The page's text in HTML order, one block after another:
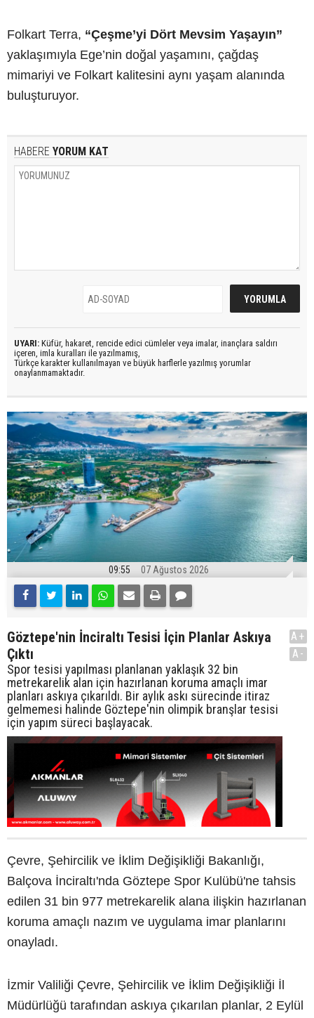
Folkart Terra, “Çeşme’yi Dört Mevsim Yaşayın”
yaklaşımıyla Ege’nin doğal yaşamını, çağdaş
mimariyi ve Folkart kalitesini aynı yaşam alanında
buluşturuyor.
HABERE YORUM KAT
UYARI: Küfür, hakaret, rencide edici cümleler veya imalar, inançlara saldırı
içeren, imla kuralları ile yazılmamış,
Türkçe karakter kullanılmayan ve büyük harflerle yazılmış yorumlar
onaylanmamaktadır.
09:55 07 Ağustos 2026
Göztepe'nin İnciraltı Tesisi İçin Planlar Askıya
Çıktı
Spor tesisi yapılması planlanan yaklaşık 32 bin
metrekarelik alan için hazırlanan koruma amaçlı imar
planları askıya çıkarıldı. Bir aylık askı sürecinde itiraz
gelmemesi halinde Göztepe'nin olimpik branşlar tesisi
için yapım süreci başlayacak.
A+
A-
Çevre, Şehircilik ve İklim Değişikliği Bakanlığı,
Balçova İnciraltı'nda Göztepe Spor Kulübü'ne tahsis
edilen 31 bin 977 metrekarelik alana ilişkin hazırlanan
koruma amaçlı nazım ve uygulama imar planlarını
onayladı.
İzmir Valiliği Çevre, Şehircilik ve İklim Değişikliği İl
Müdürlüğü tarafından askıya çıkarılan planlar, 2 Eylül